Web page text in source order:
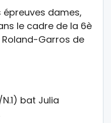
dames,
le cadre de la 6è
Garros de
bat Julia